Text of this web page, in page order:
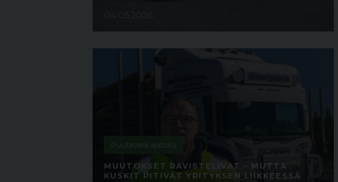
04.05.2026
Puutavara-autoilu
MUUTOKSET RAVISTELIVAT – MUTTA
KUSKIT PITIVÄT YRITYKSEN LIIKKEESSÄ